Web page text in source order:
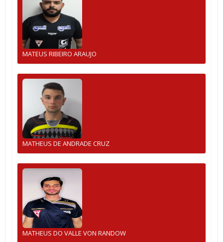
MATEUS RIBEIRO ARAUJO
MATHEUS DE ANDRADE CRUZ
MATHEUS DO VALLE VON RANDOW